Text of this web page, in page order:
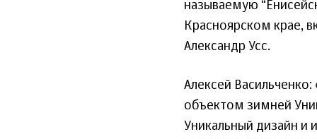
называемую
Красноярском крае,
Александр Усс.
Алексей
объектом зимней
Уникальный дизайн и